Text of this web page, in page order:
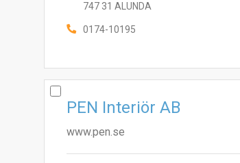
747 31 ALUNDA
0174-10195
PEN Interiör AB
www.pen.se